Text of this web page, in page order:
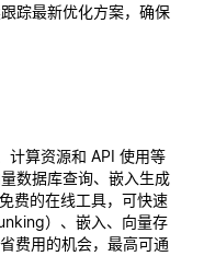
踪最新优化方案，确保
计算资源和 API 使用等
数据库查询、嵌入生成
费的在线工具，可快速
）、嵌入、向量存
费用的机会，最高可通